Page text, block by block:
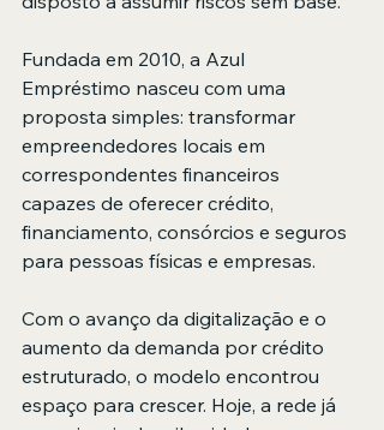
Fundada em 2010, a Azul
Empréstimo nasceu com uma
proposta simples: transformar
empreendedores locais em
correspondentes financeiros
capazes de oferecer crédito,
financiamento, consórcios e seguros
para pessoas físicas e empresas.
Com o avanço da digitalização e o
aumento da demanda por crédito
estruturado, o modelo encontrou
espaço para crescer. Hoje, a rede já